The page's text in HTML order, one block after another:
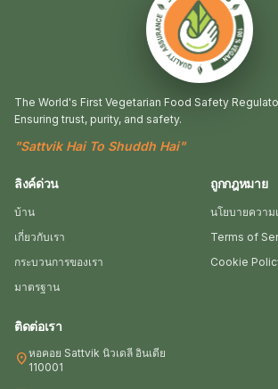
The World's First Vegetarian Food Safety
Ensuring trust, purity, and safety.
"Sattvik Hai To Shuddh Hai"
ลิงค์ด่วน
บ้าน
เกี่ยวกับเรา
กระบวนการของเรา
มาตรฐาน
ถูกกฎหมาย
นโยบายความ
Terms of
Cookie
ติดต่อเรา
location_onหอคอย Sattvik นิวเดลี อินเดีย
110001